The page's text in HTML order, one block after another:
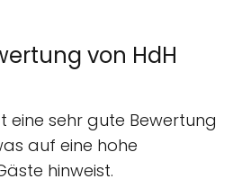
von HdH
eine sehr gute Bewertung
auf eine hohe
hinweist.